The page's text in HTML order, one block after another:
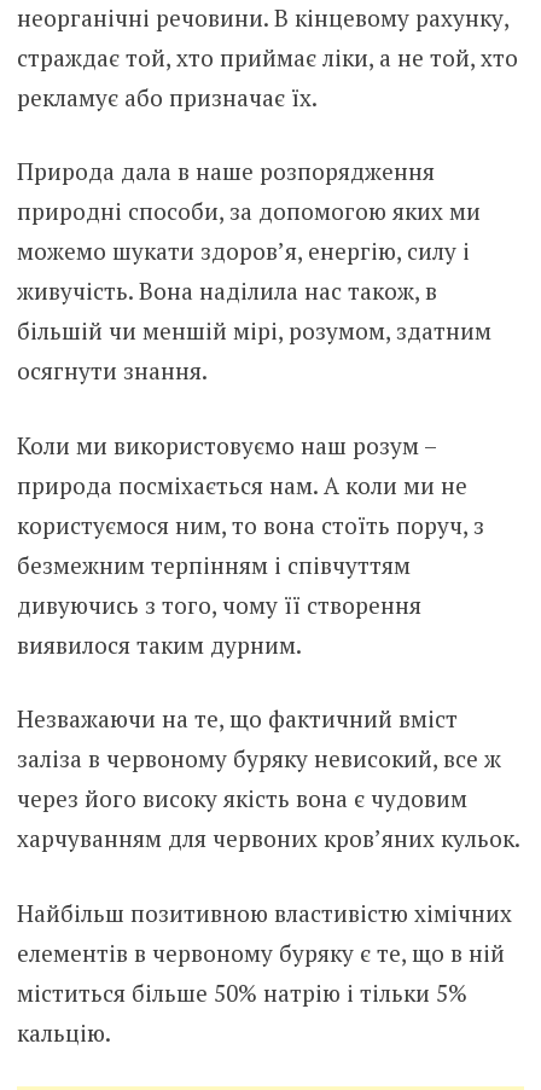
неорганічні речовини. В кінцевому рахунку,
страждає той, хто приймає ліки, а не той, хто
рекламує або призначає їх.
Природа дала в наше розпорядження
природні способи, за допомогою яких ми
можемо шукати здоров’я, енергію, силу і
живучість. Вона наділила нас також, в
більшій чи меншій мірі, розумом, здатним
осягнути знання.
Коли ми використовуємо наш розум –
природа посміхається нам. А коли ми не
користуємося ним, то вона стоїть поруч, з
безмежним терпінням і співчуттям
дивуючись з того, чому її створення
виявилося таким дурним.
Незважаючи на те, що фактичний вміст
заліза в червоному буряку невисокий, все ж
через його високу якість вона є чудовим
харчуванням для червоних кров’яних кульок.
Найбільш позитивною властивістю хімічних
елементів в червоному буряку є те, що в ній
міститься більше 50% натрію і тільки 5%
кальцію.